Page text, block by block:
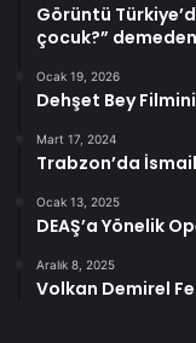
Görüntü
çocuk?”
Ocak 19, 2026
Dehşet Bey
Mart 17, 2024
Trabzon’da
Ocak 13, 2025
DEAŞ’a Yönelik
Aralık 8, 2025
Volkan Demirel